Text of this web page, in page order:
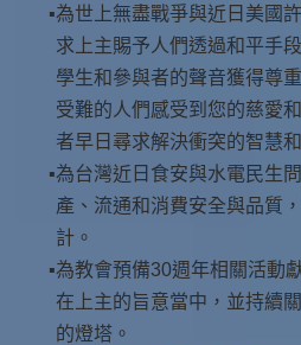
為世上無盡戰爭與近日美國
求上主賜予人們透過和平手
學生和參與者的聲音獲得尊
受難的人們感受到您的慈愛
者早日尋求解決衝突的智慧
為台灣近日食安與水電民生
產、流通和消費安全與品質
計。
為教會預備30週年相關活動
在上主的旨意當中，並持續
的燈塔。